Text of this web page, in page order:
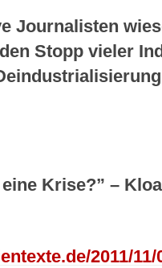
Journalisten
Stopp vieler
Krise?” –
2011/